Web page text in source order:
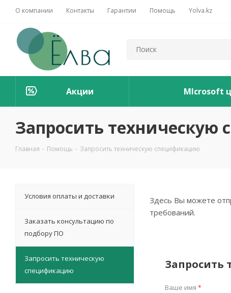
О компании Контакты Гарантии Помощь Yolva.kz
Акции MIcrosoft
Запросить
Главная - Помощь - Запросить техническую спецификацию
Здесь Вы можете
требований.
Запросить
Ваше имя *
Условия оплаты и доставки
Заказать консультацию по
подбору ПО
Запросить техническую
спецификацию